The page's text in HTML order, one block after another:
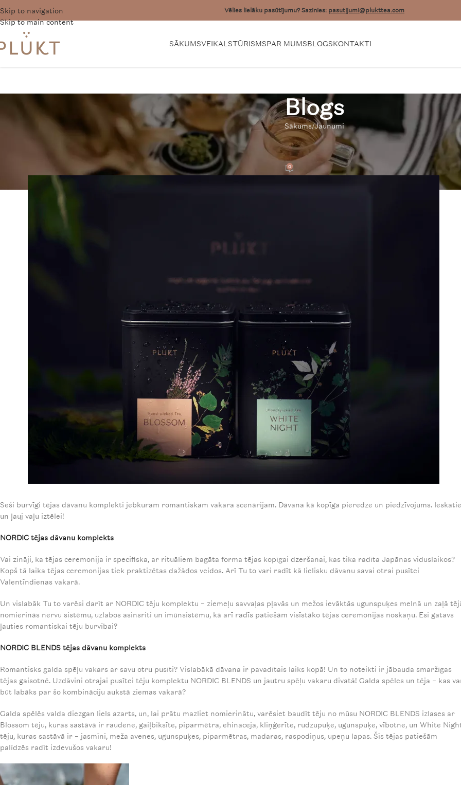
Skip to navigation
Skip to main content
Vēlies lielāku pasūtījumu? Sazinies: pasutijumi@plukttea.com
SĀKUMSVEIKALSTŪRISMSPAR MUMSBLOGSKONTAKTI
Blogs
Sākums Jaunumi
JAUNUMI
Ko dāvināt savai otrajai pusītei Valentīndienā?
PLŪKT TeamOn 04/02/2023 0
Seši burvīgi tējas dāvanu komplekti jebkuram romantiskam vakara scenārijam. Dāvana kā kopīga pieredze un piedzīvojums.
un ļauj vaļu iztēlei!
NORDIC tējas dāvanu komplekts
Vai zināji, ka tējas ceremonija ir specifiska, ar rituāliem bagāta forma tējas kopīgai dzeršanai, kas tika radīta Japānas viduslaikos?
Kopš tā laika tējas ceremonijas tiek praktizētas dažādos veidos. Arī Tu to vari radīt kā lielisku dāvanu savai otrai pusītei
Valentīndienas vakarā.
Un vislabāk Tu to varēsi darīt ar NORDIC tēju komplektu – ziemeļu savvaļas pļavās un mežos ievāktās ugunspuķes melnā un zaļā
nomierinās nervu sistēmu, uzlabos asinsriti un imūnsistēmu, kā arī radīs patiešām visīstāko tējas ceremonijas noskaņu. Esi gatavs
ļauties romantiskai tēju burvībai?
NORDIC BLENDS tējas dāvanu komplekts
Romantisks galda spēļu vakars ar savu otru pusīti? Vislabākā dāvana ir pavadītais laiks kopā! Un to noteikti ir jābauda smaržīgas
tējas gaisotnē. Uzdāvini otrajai pusītei tēju komplektu NORDIC BLENDS un jautru spēļu vakaru divatā! Galda spēles un tēja – kas
būt labāks par šo kombināciju aukstā ziemas vakarā?
Galda spēlēs valda diezgan liels azarts, un, lai prātu mazliet nomierinātu, varēsiet baudīt tēju no mūsu NORDIC BLENDS izlases ar
Blossom tēju, kuras sastāvā ir raudene, gaiļbiksīte, piparmētra, ehinaceja, kliņģerīte, rudzupuķe, ugunspuķe, vībotne, un White
tēju, kuras sastāvā ir – jasmīni, meža avenes, ugunspuķes, piparmētras, madaras, raspodiņus, upeņu lapas. Šīs tējas patiešām
palīdzēs radīt izdevušos vakaru!